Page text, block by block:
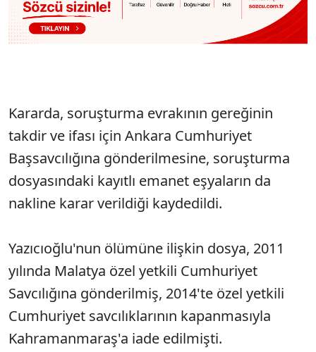
Kararda, soruşturma evrakının gereğinin
takdir ve ifası için Ankara Cumhuriyet
Başsavcılığına gönderilmesine, soruşturma
dosyasındaki kayıtlı emanet eşyaların da
nakline karar verildiği kaydedildi.
Yazıcıoğlu'nun ölümüne ilişkin dosya, 2011
yılında Malatya özel yetkili Cumhuriyet
Savcılığına gönderilmiş, 2014'te özel yetkili
Cumhuriyet savcılıklarının kapanmasıyla
Kahramanmaraş'a iade edilmişti.